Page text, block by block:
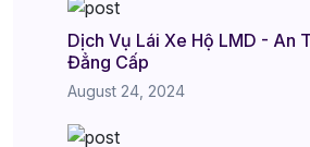
Dịch Vụ Lái Xe Hộ LMD - An
Đẳng Cấp
August 24, 2024